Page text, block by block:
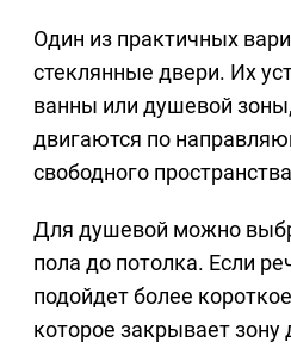
Один из практичных
стеклянные двери. Их
ванны или душевой
двигаются по
свободного
Для душевой можно
пола до потолка. Если
подойдет более
которое закрывает зону